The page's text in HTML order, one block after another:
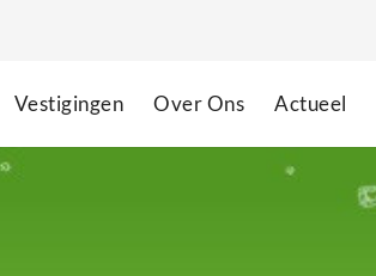
Vestigingen Over Ons Actueel